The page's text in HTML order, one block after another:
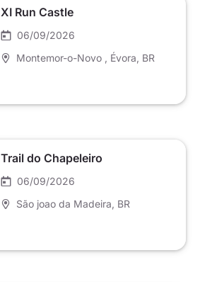
XI Run Castle
06/09/2026
Montemor-o-Novo , Évora , BR
Trail do Chapeleiro
06/09/2026
São joao da Madeira , BR